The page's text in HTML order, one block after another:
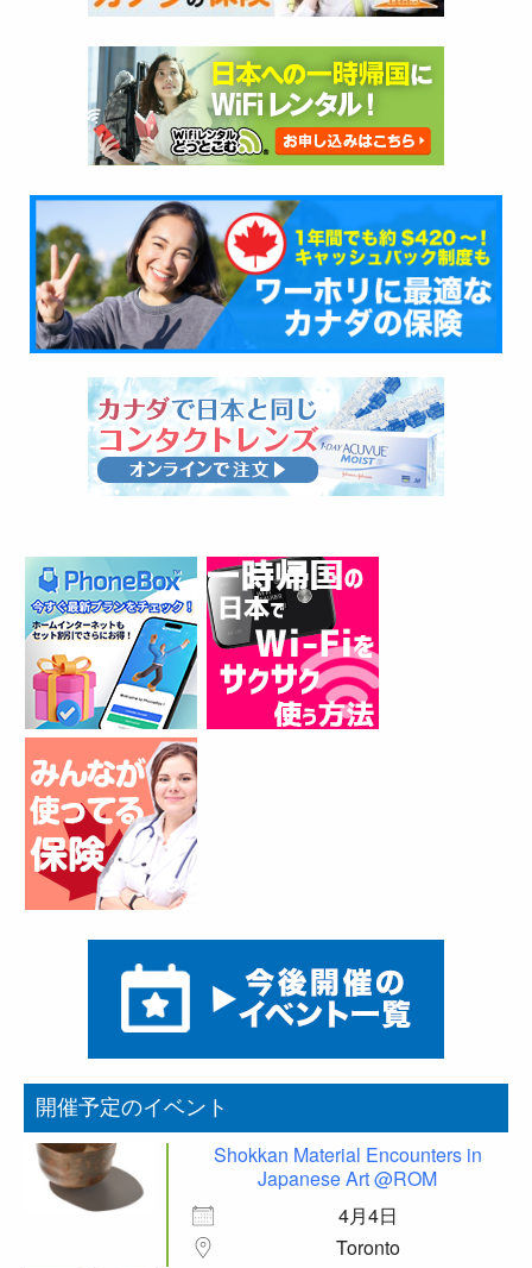
開催予定のイベント
Shokkan Material Encounters in
Japanese Art @ROM
4月4日
Toronto